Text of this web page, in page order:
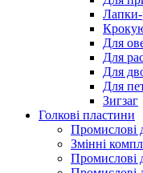
Для
Для
Для
Для
Зигзаг
Голкові пластини
Промислові
Змінні
Промислові